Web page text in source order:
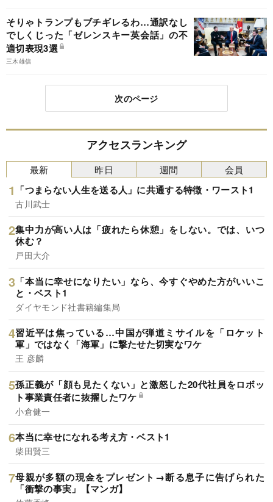
そりゃトランプもブチギレるわ…通訳なし
でしくじった「ゼレンスキー英会話」の不
適切表現3選
三木雄信
次のページ
アクセスランキング
最新
「つまらない人生を送る人」に共通する特徴・ワースト1
古川武士
集中力が高い人は「疲れたら休憩」をしない。では、いつ
休む？
戸田大介
「本当に幸せになりたい」なら、今すぐやめた方がいいこ
と・ベスト1
ダイヤモンド社書籍編集局
習近平は焦っている…中国が弾道ミサイルを「ロケット
軍」ではなく「海軍」に撃たせた切実なワケ
王 彦麟
孫正義が「顔も見たくない」と激怒した20代社員をロボッ
ト事業責任者に抜擢したワケ
小倉健一
本当に幸せになれる考え方・ベスト1
柴田賢三
母親が多額の現金をプレゼント→断る息子に告げられた
「衝撃の事実」【マンガ】
昨日 週間 会員